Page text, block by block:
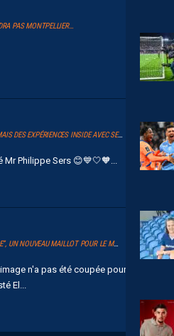
PAS MONTPELLIER…
LE MHSC PROPOSE DÉSORMAIS DES EXPÉRIENCES INSIDE AVEC SERSOU
Mr Philippe Sers 😊💙🤍🧡...
“PAR AMOUR DE LA PAILLADE”, UN NOUVEAU MAILLOT POUR LE MHSC
n'a pas été coupée pour ne
El...